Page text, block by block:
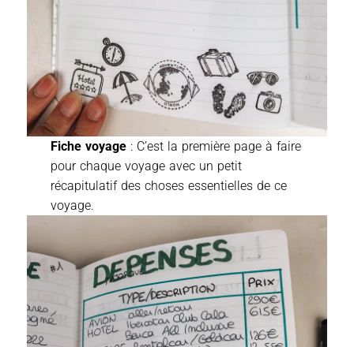
Fiche voyage : C’est la première page à faire
pour chaque voyage avec un petit
récapitulatif des choses essentielles de ce
voyage.